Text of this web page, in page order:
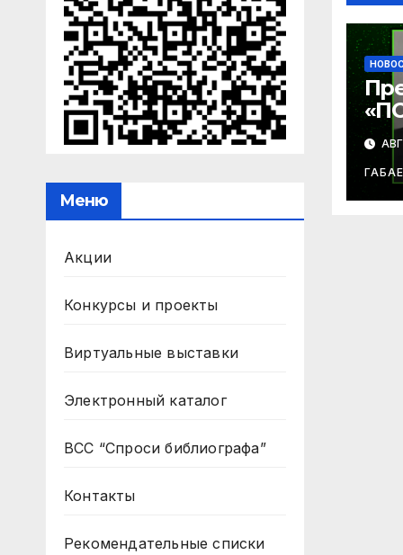
Меню
Акции
Конкурсы и проекты
Виртуальные выставки
Электронный каталог
ВСС “Спроси библиографа”
Контакты
Рекомендательные списки